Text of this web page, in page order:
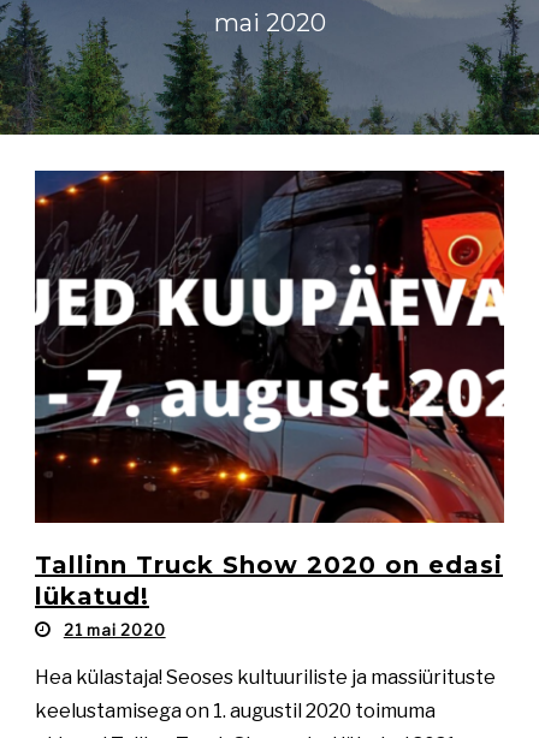
mai 2020
Tallinn Truck Show 2020 on edasi
lükatud!
21 mai 2020
Hea külastaja! Seoses kultuuriliste ja massiürituste
keelustamisega on 1. augustil 2020 toimuma